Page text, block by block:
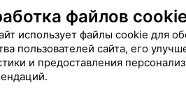
файлов
использует файлы cookie для
пользователей сайта, его
и предоставления